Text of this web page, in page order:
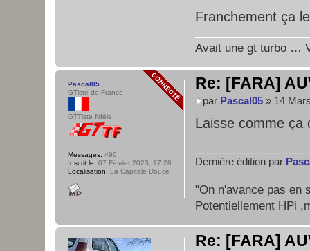
Franchement ça
Avait une gt turbo …
Re: [FARA]
par Pascal05 » 14
Laisse comme
Dernière édition par
"On n'avance pas en
Potentiellement HPi
Pascal05
GTiste de France
GTTiste fidèle
Messages: 496
Inscrit le: 07 Février 2023, 17:28
Localisation: La Capitale Douce
Re: [FARA]